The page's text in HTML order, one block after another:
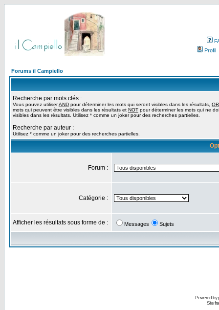
Profil
Forums il Campiello
Recherche par mots clés :
Vous pouvez utiliserAND pour déterminer les mots qui seront visibles dans les résultats, OR
mots qui peuvent être visibles dans les résultats et NOT pour déterminer les mots qui ne
visibles dans les résultats. Utilisez * comme un joker pour des recherches partielles.
Recherche par auteur :
Utilisez * comme un joker pour des recherches partielles.
Forum :
Catégorie :
Afficher les résultats sous forme de : Messages Sujets
Powered by
Site